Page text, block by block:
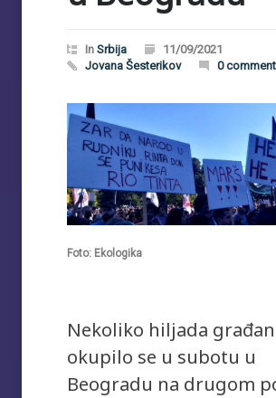
In Srbija
11/09/2021
Jovana Šesterikov
0
Foto: Ekologika
Nekoliko hiljada
okupilo se u subotu u
Beogradu na drugom